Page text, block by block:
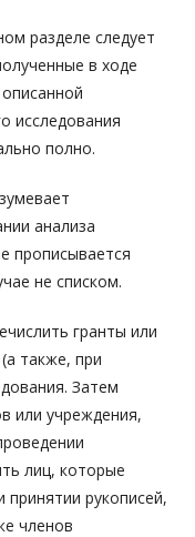
разделе следует
в ходе
исследования
полно.
анализа
прописывается
не списком.
гранты или
также, при
Затем
или учреждения,
лиц, которые
принятии рукописей,
членов